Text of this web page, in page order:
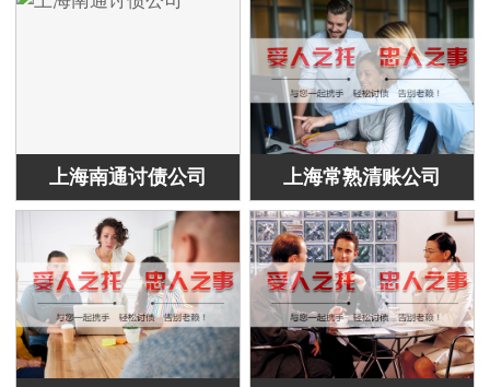
上海南通讨债公司 上海常熟清账公司